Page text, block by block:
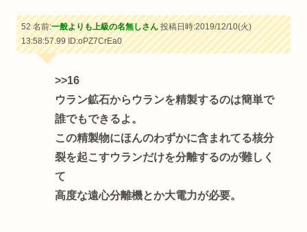
52 名前:一般よりも上級の名無しさん投稿日時:2019/12/10(火)
13:58:57.99ID:oPZ7CrEa0
>>16
ウラン鉱石からウランを精製するのは簡単で
誰でもできるよ。
この精製物にほんのわずかに含まれてる核分
裂を起こすウランだけを分離するのが難しく
て
高度な遠心分離機とか大電力が必要。